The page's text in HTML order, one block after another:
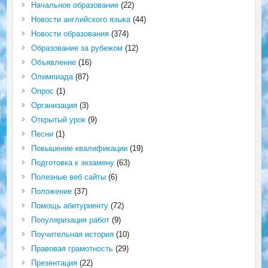
Начальное образование(22)
Новости английского языка(44)
Новости образования(374)
Образование за рубежом (12)
Объявление(16)
Олимпиада(87)
Опрос (1)
Организация(3)
Открытый урок(9)
Песни(1)
Повышение квалификации(19)
Подготовка к экзамену(63)
Полезные веб сайты(6)
Положение(37)
Помощь абитуриенту(72)
Популяризация работ(9)
Поучительная история(10)
Правовая грамотность(29)
Презентация(22)